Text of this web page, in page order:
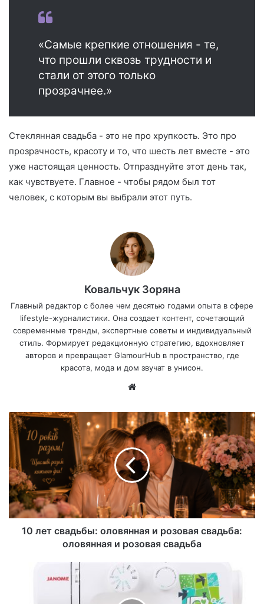
«Самые крепкие отношения - те,
что прошли сквозь трудности и
стали от этого только
прозрачнее.»
Стеклянная свадьба - это не про хрупкость. Это про
прозрачность, красоту и то, что шесть лет вместе - это
уже настоящая ценность. Отпразднуйте этот день так,
как чувствуете. Главное - чтобы рядом был тот
человек, с которым вы выбрали этот путь.
Ковальчук Зоряна
Главный редактор с более чем десятью годами опыта в сфере
lifestyle-журналистики. Она создает контент, сочетающий
современные тренды, экспертные советы и индивидуальный
стиль. Формирует редакционную стратегию, вдохновляет
авторов и превращает GlamourHub в пространство, где
красота, мода и дом звучат в унисон.
10 лет свадьбы: оловянная и розовая свадьба:
оловянная и розовая свадьба